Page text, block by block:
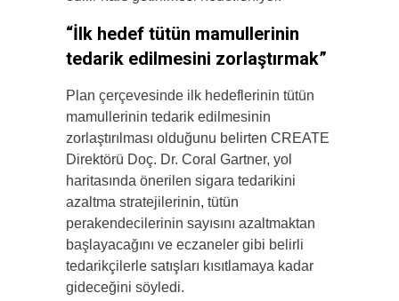
“İlk hedef tütün mamullerinin
tedarik edilmesini zorlaştırmak”
Plan çerçevesinde ilk hedeflerinin tütün
mamullerinin tedarik edilmesinin
zorlaştırılması olduğunu belirten CREATE
Direktörü Doç. Dr. Coral Gartner, yol
haritasında önerilen sigara tedarikini
azaltma stratejilerinin, tütün
perakendecilerinin sayısını azaltmaktan
başlayacağını ve eczaneler gibi belirli
tedarikçilerle satışları kısıtlamaya kadar
gideceğini söyledi.